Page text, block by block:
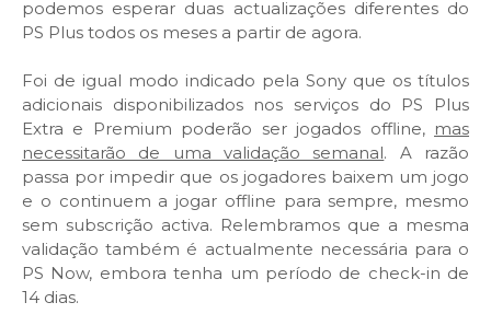
podemos esperar duas actualizações diferentes do
PS Plus todos os meses a partir de agora.
Foi de igual modo indicado pela Sony que os títulos
adicionais disponibilizados nos serviços do PS Plus
Extra e Premium poderão ser jogados offline, mas
necessitarão de uma validação semanal. A razão
passa por impedir que os jogadores baixem um jogo
e o continuem a jogar offline para sempre, mesmo
sem subscrição activa. Relembramos que a mesma
validação também é actualmente necessária para o
PS Now, embora tenha um período de check-in de
14 dias.